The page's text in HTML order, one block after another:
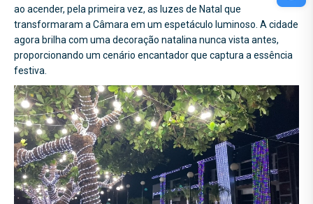
ao acender, pela primeira vez, as luzes de Natal que
transformaram a Câmara em um espetáculo luminoso. A cidade
agora brilha com uma decoração natalina nunca vista antes,
proporcionando um cenário encantador que captura a essência
festiva.